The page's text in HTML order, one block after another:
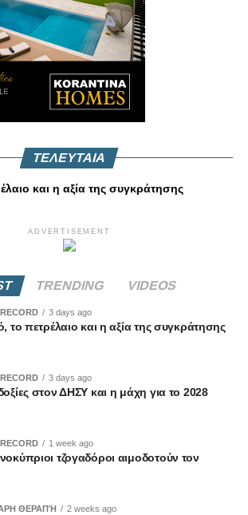
ΤΕΛΕΥΤΑΙΑ
και η αξία της συγκράτησης
ADVERTISEMENT
TRENDING VIDEOS
3 days ago
το πετρέλαιο και η αξία της συγκράτησης
3 days ago
στον ΔΗΣΥ και η μάχη για το 2028
1 week ago
τζογαδόροι αιμοδοτούν τον
ΘΕΡΑΠΉ 2 weeks ago